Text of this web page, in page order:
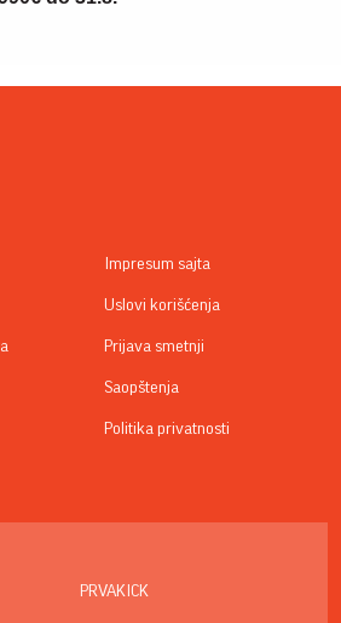
Impresum sajta
Uslovi korišćenja
Prijava smetnji
Saopštenja
Politika privatnosti
PRVAKICK